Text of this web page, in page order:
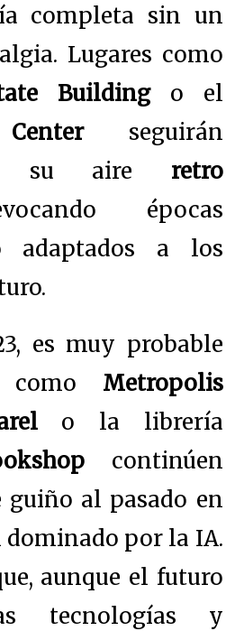
completa sin un
Lugares como
Buildingo el
seguirán
su aire retro
épocas
adaptados a los
es muy probable
como Metropolis
o la librería
continúen
guiño al pasado en
por la IA.
aunque el futuro
tecnologías y